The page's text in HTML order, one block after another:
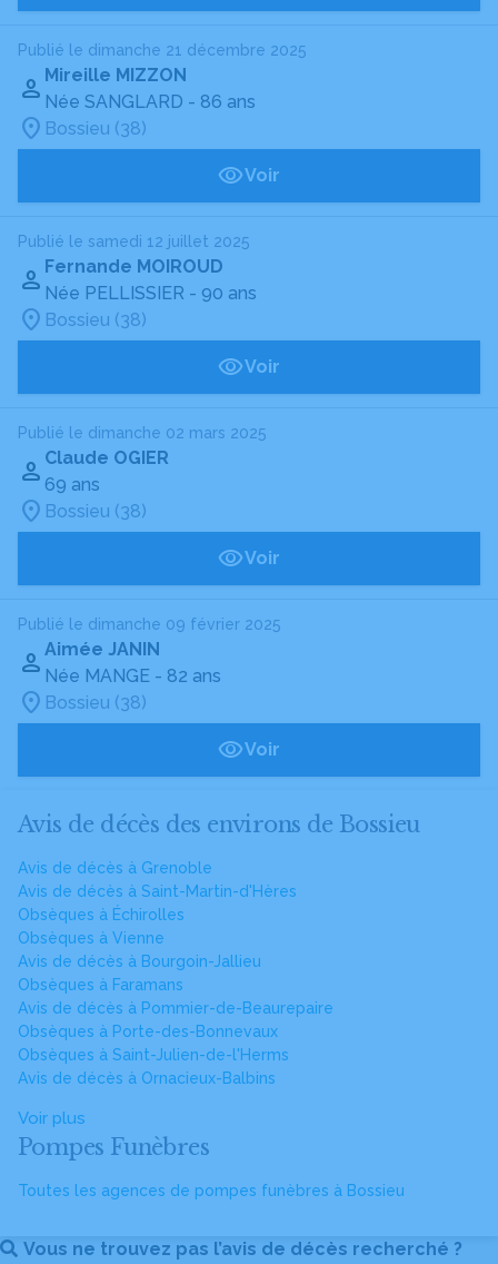
Publié le dimanche 21 décembre 2025
Mireille MIZZON
Née SANGLARD - 86 ans
Bossieu (38)
Voir
Publié le samedi 12 juillet 2025
Fernande MOIROUD
Née PELLISSIER - 90 ans
Bossieu (38)
Voir
Publié le dimanche 02 mars 2025
Claude OGIER
69 ans
Bossieu (38)
Voir
Publié le dimanche 09 février 2025
Aimée JANIN
Née MANGE - 82 ans
Bossieu (38)
Voir
Avis de décès des environs de Bossieu
Avis de décès à Grenoble
Avis de décès à Saint-Martin-d'Hères
Obsèques à Échirolles
Obsèques à Vienne
Avis de décès à Bourgoin-Jallieu
Obsèques à Faramans
Avis de décès à Pommier-de-Beaurepaire
Obsèques à Porte-des-Bonnevaux
Obsèques à Saint-Julien-de-l'Herms
Avis de décès à Ornacieux-Balbins
Voir plus
Pompes Funèbres
Toutes les agences de pompes funèbres à Bossieu
Vous ne trouvez pas l’avis de décès recherché ?